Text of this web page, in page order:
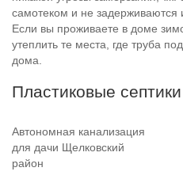
самотеком и не задерживаются
Если вы проживаете в доме
утеплить те места, где труба
дома.
Пластиковые септики
Автономная канализация
для дачи Щелковский
район